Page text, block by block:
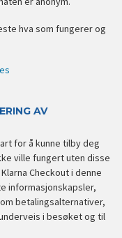
hva som fungerer og
AV
for å kunne tilby deg
ville fungert uten disse
Checkout i denne
informasjonskapsler,
betalingsalternativer,
i besøket og til